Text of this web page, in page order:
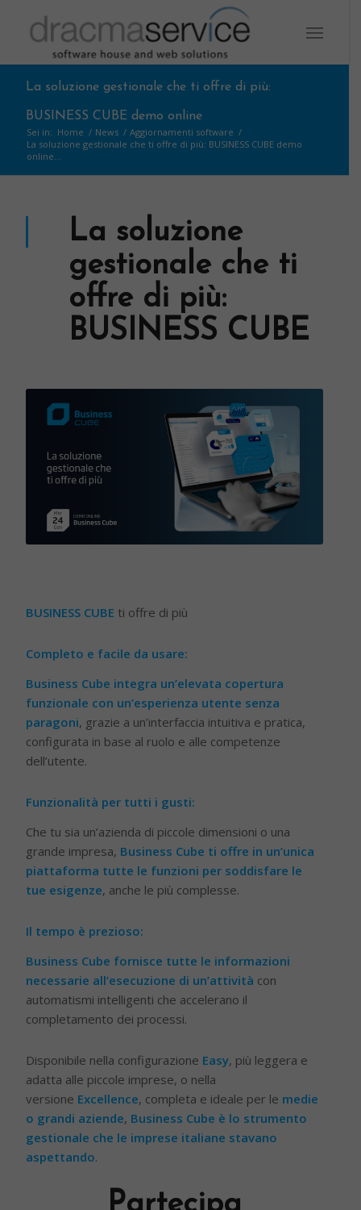
La soluzione gestionale che ti offre di più:
BUSINESS CUBE demo online
Sei in: Home / News / Aggiornamenti software /
La soluzione gestionale che ti offre di più: BUSINESS CUBE demo
online...
La soluzione
gestionale che ti
offre di più:
BUSINESS CUBE
BUSINESS CUBE ti offre di più
Completo e facile da usare:
Business Cube integra un’elevata copertura
funzionale con un’esperienza utente senza
paragoni, grazie a un’interfaccia intuitiva e pratica,
configurata in base al ruolo e alle competenze
dell’utente.
Funzionalità per tutti i gusti:
Che tu sia un’azienda di piccole dimensioni o una
grande impresa, Business Cube ti offre in un’unica
piattaforma tutte le funzioni per soddisfare le
tue esigenze, anche le più complesse.
Il tempo è prezioso:
Business Cube fornisce tutte le informazioni
necessarie all’esecuzione di un’attività con
automatismi intelligenti che accelerano il
completamento dei processi.
Disponibile nella configurazione Easy, più leggera e
adatta alle piccole imprese, o nella
versione Excellence, completa e ideale per le medie
o grandi aziende, Business Cube è lo strumento
gestionale che le imprese italiane stavano
aspettando.